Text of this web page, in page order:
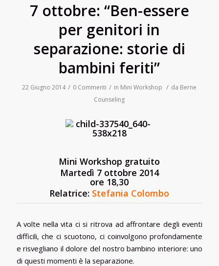
7 ottobre: “Ben-essere
per genitori in
separazione: storie di
bambini feriti”
22 Giugno 2014 / 0 Commenti / in Mini Workshop / da Berne
Counseling
Mini Workshop gratuito
Martedì 7 ottobre 2014
ore 18,30
Relatrice: Stefania Colombo
A volte nella vita ci si ritrova ad affrontare degli eventi
difficili, che ci scuotono, ci coinvolgono profondamente
e risvegliano il dolore del nostro bambino interiore: uno
di questi momenti è la separazione.